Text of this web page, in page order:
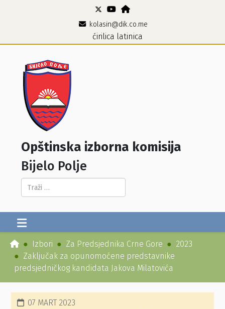
kolasin@dik.co.me
ćirilica latinica
Opštinska izborna komisija
Bijelo Polje
Pretraga...
Izbori Za Predsjednika Crne Gore
2023
Zaključak za opunomoćene predstavnike
predsjedničkog kandidata Jakova Milatovića
07 MART 2023